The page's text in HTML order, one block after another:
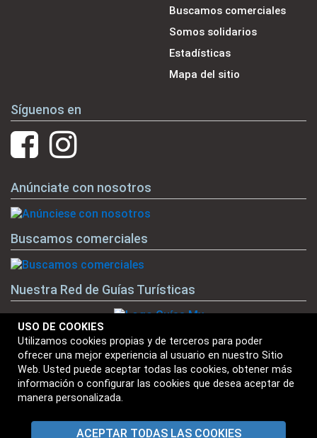
USO DE COOKIES
Utilizamos cookies propias y de terceros para poder
ofrecer una mejor experiencia al usuario en nuestro Sitio
Web. Usted puede aceptar todas las cookies, obtener más
información o configurar las cookies que desea aceptar de
manera personalizada.
ACEPTAR TODAS LAS COOKIES
Buscamos comerciales
Somos solidarios
Estadísticas
Mapa del sitio
Síguenos en
Anúnciate con nosotros
Buscamos comerciales
Nuestra Red de Guías Turísticas
Nuestras Marcas